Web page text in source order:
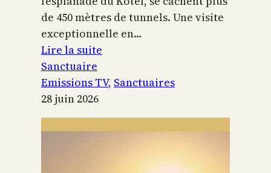
de 450 mètres de tunnels. Une visite
exceptionnelle en…
Lire la suite
Temple
Jérusalem
Sanctuaire
Emissions TV, Sanctuaires
28 juin 2026